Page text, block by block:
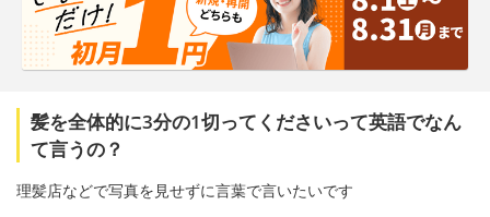
髪を全体的に3分の1切ってくださいって英語でなん
て言うの？
理髪店などで写真を見せずに言葉で言いたいです